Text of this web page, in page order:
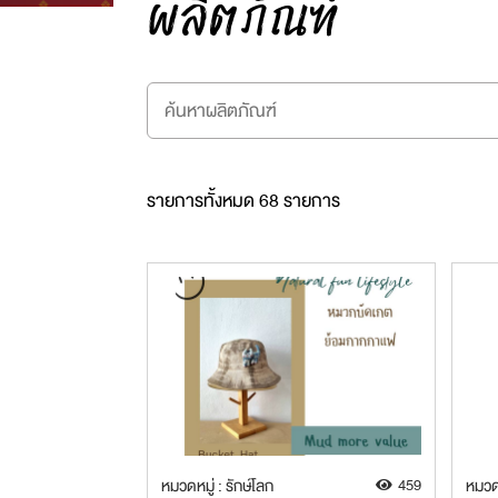
รายการทั้งหมด 68 รายการ
หมวดหมู่ : รักษ์โลก 459 หมว